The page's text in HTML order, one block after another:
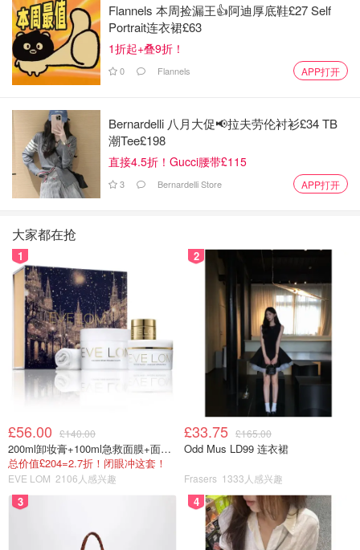
Flannels 本周捡漏王👍阿迪厚底鞋£27 Self
Portrait连衣裙£63
1折起+叠9折！
0 Flannels APP打开
Bernardelli 八月大促📢拉夫劳伦衬衫£34 TB
潮Tee£198
直接4.5折！Gucci腰带£115
3 Bernardelli Store APP打开
大家都在抢
1
£56.00 £140.00
200ml卸妆膏+100ml急救面膜+面霜+洁颜布
总价值£204=2.7折！闭眼冲这套！
EVE LOM 2106人感兴趣
2
£33.75 £165.00
Odd Mus LD99 连衣裙
Frasers 1333人感兴趣
3 4